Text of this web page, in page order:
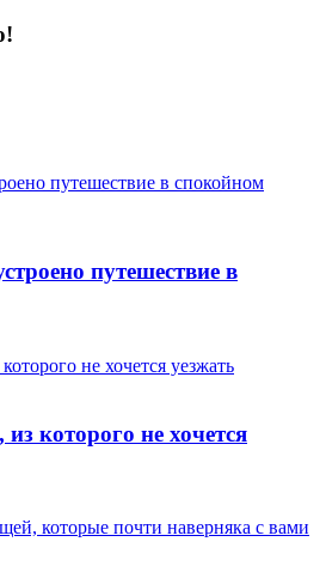
путешествие в
которого не хочется